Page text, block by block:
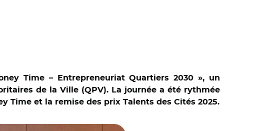
Time – Entrepreneuriat Quartiers 2030 », un
de la Ville (QPV). La journée a été rythmée
Time et la remise des prix Talents des Cités 2025.